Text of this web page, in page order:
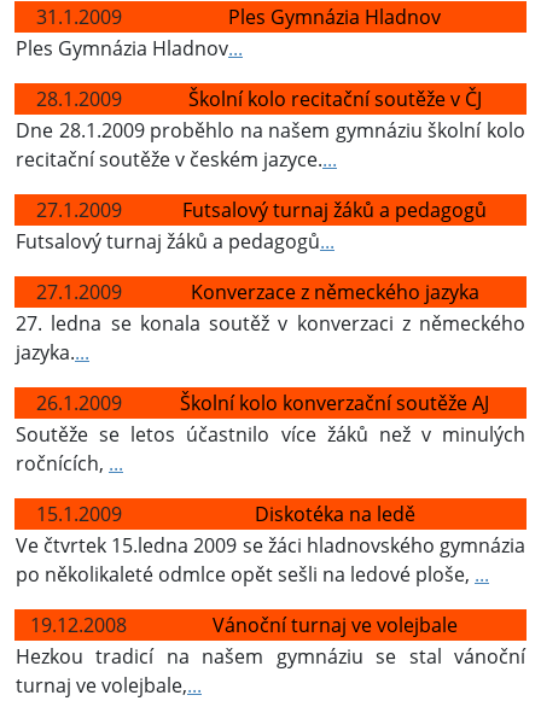
31.1.2009
Ples Gymnázia Hladnov
Ples Gymnázia Hladnov...
28.1.2009
Školní kolo recitační soutěže v ČJ
Dne 28.1.2009 proběhlo na našem gymnáziu školní kolo
recitační soutěže v českém jazyce....
27.1.2009
Futsalový turnaj žáků a pedagogů
Futsalový turnaj žáků a pedagogů...
27.1.2009
Konverzace z německého jazyka
27. ledna se konala soutěž v konverzaci z německého
jazyka....
26.1.2009
Školní kolo konverzační soutěže AJ
Soutěže se letos účastnilo více žáků než v minulých
ročnících, ...
15.1.2009
Diskotéka na ledě
Ve čtvrtek 15.ledna 2009 se žáci hladnovského gymnázia
po několikaleté odmlce opět sešli na ledové ploše, ...
19.12.2008
Vánoční turnaj ve volejbale
Hezkou tradicí na našem gymnáziu se stal vánoční
turnaj ve volejbale,...